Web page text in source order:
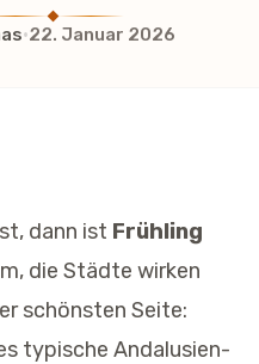
·22. Januar 2026
dann ist Frühling
die Städte wirken
schönsten Seite:
typische Andalusien-